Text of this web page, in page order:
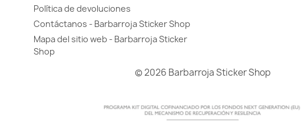
Política de devoluciones
Contáctanos - Barbarroja Sticker Shop
Mapa del sitio web - Barbarroja Sticker
Shop
© 2026 Barbarroja Sticker Shop